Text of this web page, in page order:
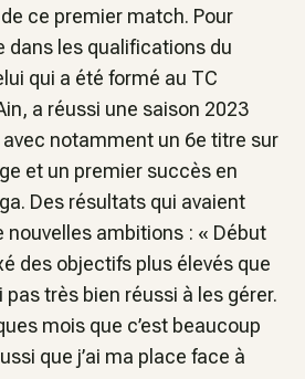
ce premier match. Pour
dans les qualifications du
qui a été formé au TC
a réussi une saison 2023
notamment un 6e titre sur
et un premier succès en
Des résultats qui avaient
nouvelles ambitions : « Début
des objectifs plus élevés que
pas très bien réussi à les gérer.
mois que c’est beaucoup
que j’ai ma place face à